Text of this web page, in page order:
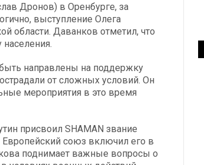
Дронов) в Оренбурге, за
выступление Олега
области. Даванков отметил, что
направлены на поддержку
от сложных условий. Он
мероприятия в это время
присвоил SHAMAN звание
Европейский союз включил его в
поднимает важные вопросы о